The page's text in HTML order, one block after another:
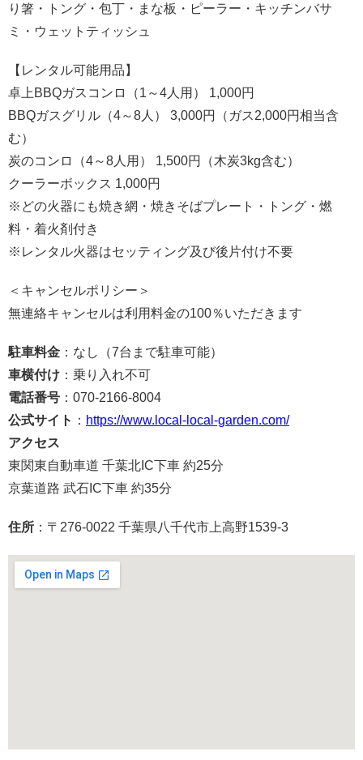
り箸・トング・包丁・まな板・ピーラー・キッチンバサ
ミ・ウェットティッシュ
【レンタル可能用品】
卓上BBQガスコンロ（1～4人用） 1,000円
BBQガスグリル（4～8人） 3,000円（ガス2,000円相当含
む）
炭のコンロ（4～8人用） 1,500円（木炭3kg含む）
クーラーボックス 1,000円
※どの火器にも焼き網・焼きそばプレート・トング・燃
料・着火剤付き
※レンタル火器はセッティング及び後片付け不要
＜キャンセルポリシー＞
無連絡キャンセルは利用料金の100％いただきます
駐車料金 ：なし（7台まで駐車可能）
車横付け ：乗り入れ不可
電話番号 ：070-2166-8004
公式サイト ： https://www.local-local-garden.com/
アクセス
東関東自動車道 千葉北IC下車 約25分
京葉道路 武石IC下車 約35分
住所 ：〒276-0022 千葉県八千代市上高野1539-3